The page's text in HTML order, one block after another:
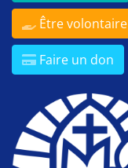
Être volontaire
Faire un don